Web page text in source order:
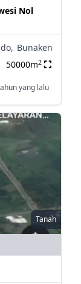
Nol
Bunaken
50000m2
yang lalu
Tanah